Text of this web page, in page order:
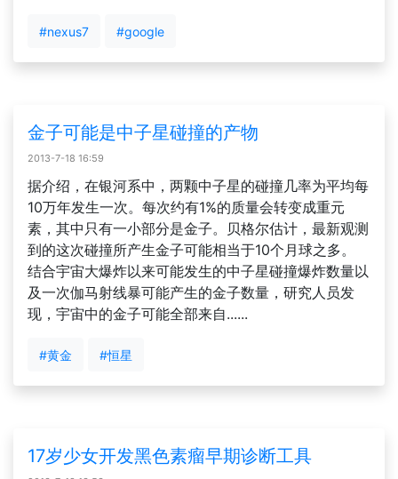
#nexus7 #google
金子可能是中子星碰撞的产物
2013-7-18 16:59
据介绍，在银河系中，两颗中子星的碰撞几率为平均每
10万年发生一次。每次约有1%的质量会转变成重元
素，其中只有一小部分是金子。贝格尔估计，最新观测
到的这次碰撞所产生金子可能相当于10个月球之多。
结合宇宙大爆炸以来可能发生的中子星碰撞爆炸数量以
及一次伽马射线暴可能产生的金子数量，研究人员发
现，宇宙中的金子可能全部来自......
#黄金 #恒星
17岁少女开发黑色素瘤早期诊断工具